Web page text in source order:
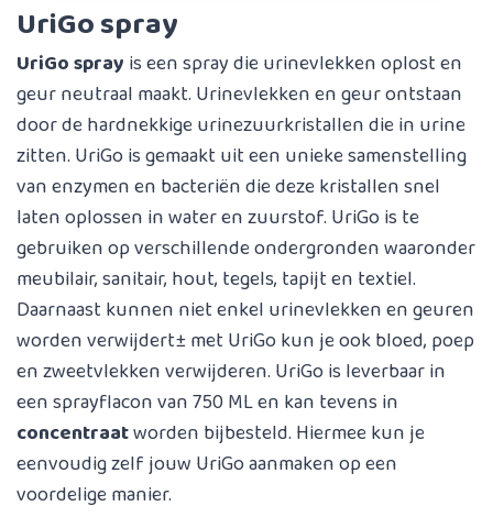
UriGo spray
UriGo spray is een spray die urinevlekken oplost en
geur neutraal maakt. Urinevlekken en geur ontstaan
door de hardnekkige urinezuurkristallen die in urine
zitten. UriGo is gemaakt uit een unieke samenstelling
van enzymen en bacteriën die deze kristallen snel
laten oplossen in water en zuurstof. UriGo is te
gebruiken op verschillende ondergronden waaronder
meubilair, sanitair, hout, tegels, tapijt en textiel.
Daarnaast kunnen niet enkel urinevlekken en geuren
worden verwijdert± met UriGo kun je ook bloed, poep
en zweetvlekken verwijderen. UriGo is leverbaar in
een sprayflacon van 750 ML en kan tevens in
concentraatworden bijbesteld. Hiermee kun je
eenvoudig zelf jouw UriGo aanmaken op een
voordelige manier.